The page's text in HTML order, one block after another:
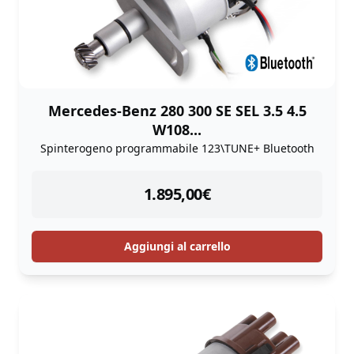
Mercedes-Benz 280 300 SE SEL 3.5 4.5
W108...
Spinterogeno programmabile 123\TUNE+ Bluetooth
1.895,00€
instock
Aggiungi al carrello